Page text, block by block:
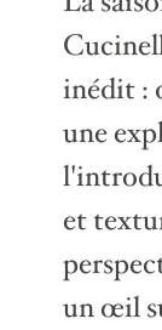
inédit :
une
et
un œil